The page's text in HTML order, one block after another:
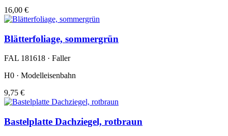
16,00 €
Blätterfoliage, sommergrün
FAL 181618 · Faller
H0 · Modelleisenbahn
9,75 €
Bastelplatte Dachziegel, rotbraun